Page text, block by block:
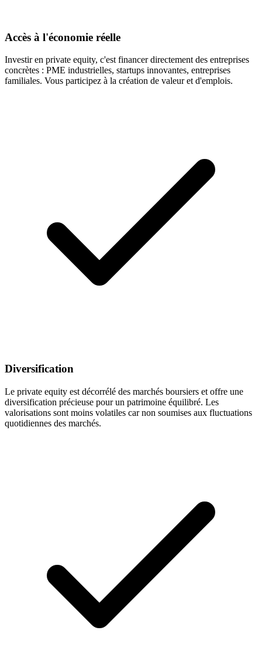
Accès à l'économie réelle
Investir en private equity, c'est financer directement des entreprises
concrètes : PME industrielles, startups innovantes, entreprises
familiales. Vous participez à la création de valeur et d'emplois.
Diversification
Le private equity est décorrélé des marchés boursiers et offre une
diversification précieuse pour un patrimoine équilibré. Les
valorisations sont moins volatiles car non soumises aux fluctuations
quotidiennes des marchés.